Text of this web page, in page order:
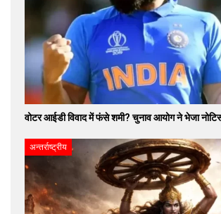
वोटर आईडी विवाद में फंसे शमी? चुनाव आयोग ने भेजा
अन्तर्राष्ट्रीय